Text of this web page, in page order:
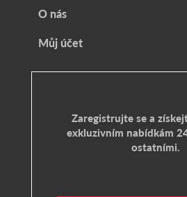
O nás
Můj účet
Zaregistrujte se a
exkluzivním nabídkám
ostatními.